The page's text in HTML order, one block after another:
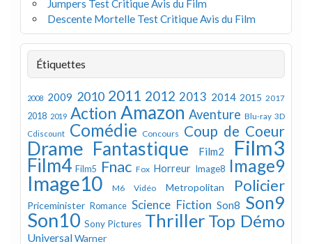
Jumpers Test Critique Avis du Film
Descente Mortelle Test Critique Avis du Film
Étiquettes
2008 2009 2010 2011 2012 2013 2014 2015 2017
2018 2019 Action Amazon Aventure Blu-ray 3D
Cdiscount Comédie Concours Coup de Coeur
Drame Fantastique Film2 Film3
Film4 Film5 Fnac Fox Horreur Image8 Image9
Image10 M6 Vidéo Metropolitan Policier
Priceminister Romance Science Fiction Son8 Son9
Son10 Sony Pictures Thriller Top Démo
UniversalWarner